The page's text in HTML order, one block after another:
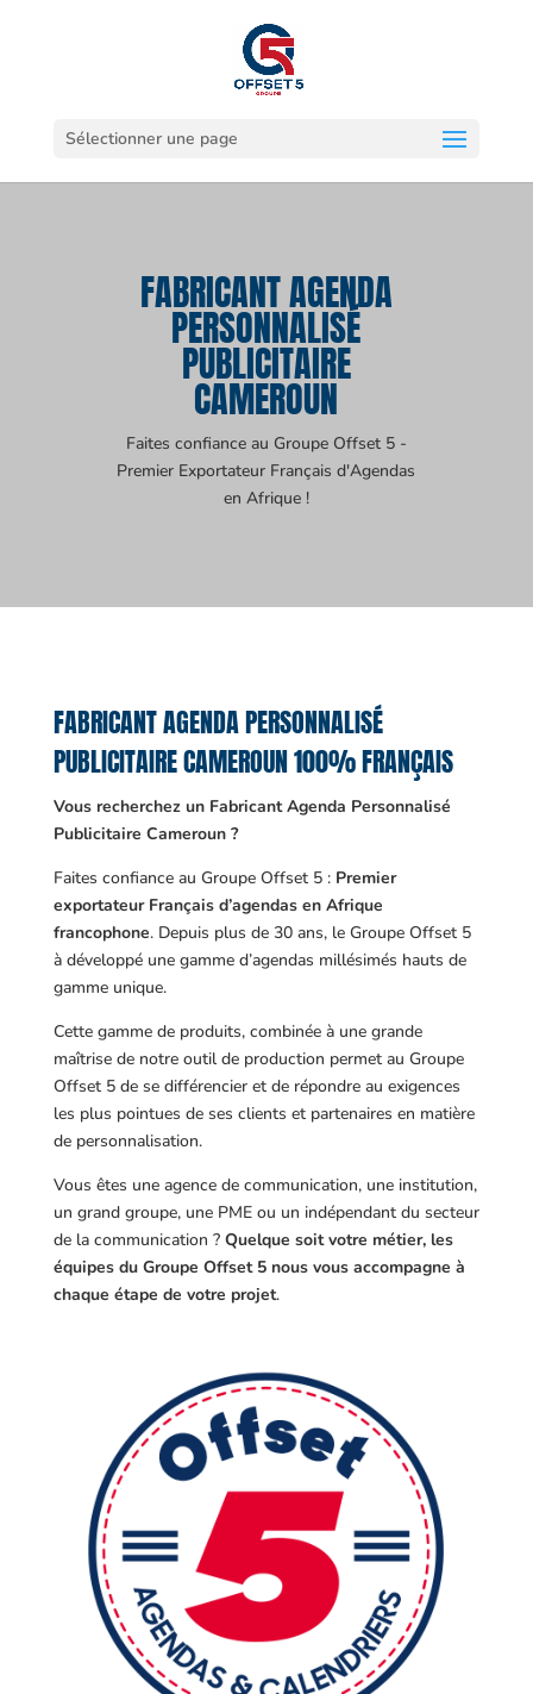
Sélectionner une page
FABRICANT AGENDA
PERSONNALISÉ
PUBLICITAIRE
CAMEROUN
Faites confiance au Groupe Offset 5 -
Premier Exportateur Français d'Agendas
en Afrique !
FABRICANT AGENDA PERSONNALISÉ
PUBLICITAIRE CAMEROUN 100% FRANÇAIS
Vous recherchez un Fabricant Agenda Personnalisé
Publicitaire Cameroun ?
Faites confiance au Groupe Offset 5 : Premier
exportateur Français d’agendas en Afrique
francophone. Depuis plus de 30 ans, le Groupe Offset 5
à développé une gamme d’agendas millésimés hauts de
gamme unique.
Cette gamme de produits, combinée à une grande
maîtrise de notre outil de production permet au Groupe
Offset 5 de se différencier et de répondre au exigences
les plus pointues de ses clients et partenaires en matière
de personnalisation.
Vous êtes une agence de communication, une institution,
un grand groupe, une PME ou un indépendant du secteur
de la communication ? Quelque soit votre métier, les
équipes du Groupe Offset 5 nous vous accompagne à
chaque étape de votre projet.